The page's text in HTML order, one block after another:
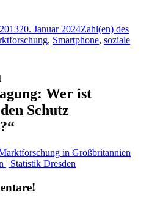
20. Januar 2024Zahl(en) des
, Smartphone, soziale
Wer ist
Schutz
in Großbritannien
| Statistik Dresden